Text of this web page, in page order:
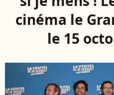
cinéma le
le 15